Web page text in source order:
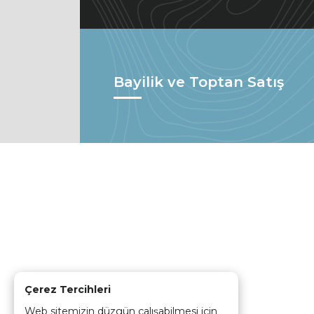
Çerez Tercihleri
Web sitemizin düzgün çalışabilmesi için
Bayilik ve Toptan Satış